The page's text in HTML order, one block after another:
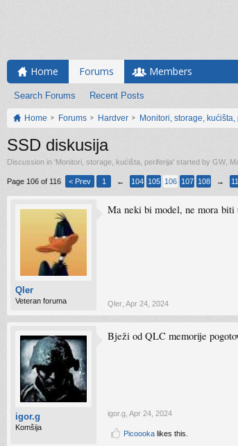
Home Forums
Search Forums Recent Posts
Members
Home Forums Hardver Monitori, storage,
SSD diskusija
Discussion in 'Monitori, storage, kućišta, periferija' started by GW
Page 106 of 116 < Prev 1 ← 104 105 106 107 108 →
Qler
Veteran foruma
Ma neki bi model, ne mora
Qler Apr 24, 2024
igor.g
Komšija
Bježi od QLC memorije
igor.g Apr 24, 2024
Picoooka likes this.